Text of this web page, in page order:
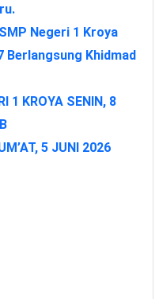
Negeri 1 Kroya
Berlangsung Khidmad
1 KROYA SENIN, 8
5 JUNI 2026